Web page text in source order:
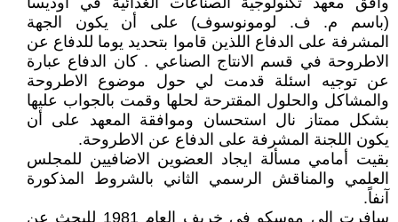
(باسم م. ف. لومونوسوف) على أن يكون الجهة
المشرفة على الدفاع اللذين قاموا بتحديد يوما للدفاع عن
الاطروحة في قسم الانتاج الصناعي . كان الدفاع عبارة
عن توجيه اسئلة قدمت لي حول موضوع الاطروحة
والمشاكل والحلول المقترحة لحلها وقمت بالجواب عليها
بشكل ممتاز نال استحسان وموافقة المعهد على أن
يكون اللجنة المشرفة على الدفاع عن الاطروحة.
بقيت أمامي مسألة ايجاد العضوين الاضافيين للمجلس
العلمي والمناقش الرسمي الثاني بالشروط المذكورة
آنفاً.
سافرت الى موسكو في خريف العام 1981 للبحث عن